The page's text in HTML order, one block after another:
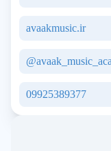
avaakmusic.ir
09925389377